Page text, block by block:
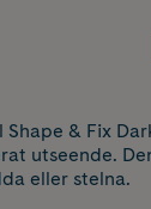
Shape & Fix
utseende.
eller stelna.